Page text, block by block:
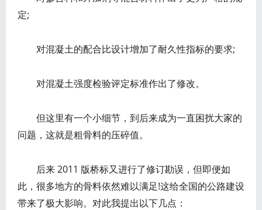
定;
对混凝土的配合比设计增加了耐久性指标的要求;
对混凝土强度检验评定标准作出了修改。
但这里有一个小细节，到后来成为一直困扰大家的
问题，这就是粗骨料的压碎值。
后来 2011 版桥标又进行了修订勘误，但即便如
此，很多地方的骨料依然难以满足!这给全国的公路建设
带来了极大影响。对此我提出以下几点：